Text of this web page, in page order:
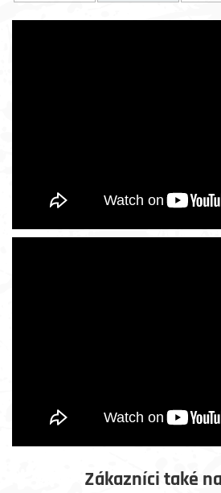
Zákazníci také